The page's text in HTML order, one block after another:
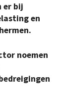
er bij
en
noemen